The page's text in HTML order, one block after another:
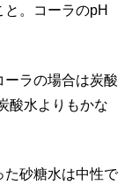
。コーラのpH
ーラの場合は炭酸
酸水よりもかな
た砂糖水は中性で